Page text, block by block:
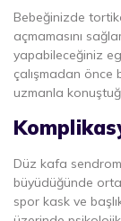
Bebeğinizde
açmamasını
yapabileceğiniz
çalışmadan önce
uzmanla
Düz kafa
büyüdüğünde
spor kask ve